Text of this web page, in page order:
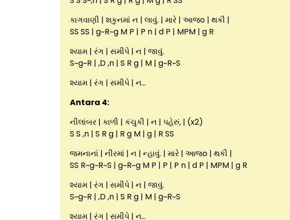
કાગવાણી | શકુનમાં ન | લાવું. | મારે | આજo | થકી |
SS SS | g~R~g M P | P n | d P | MPM | g R
શ્યામ | રંગ | સમીપે | ન | જાવું.
S~g~R | ,D ,n | S R g | M | g~R~S
શ્યામ | રંગ | સમીપે | ન…
Antara 4:
નીલાંબર | કાળી | કંચુકી | ન | પહેરું, | (x2)
S S ,n | S R g | R g M | g | R SS
જમનાનાં | નીરમાં | ન | ન્હાવું. | મારે | આજo | થકી |
SS R~g~R~S | g~R~g M P | P | P n | d P | MPM | g R
શ્યામ | રંગ | સમીપે | ન | જાવું.
S~g~R | ,D ,n | S R g | M | g~R~S
શ્યામ | રંગ | સમીપે | ન…